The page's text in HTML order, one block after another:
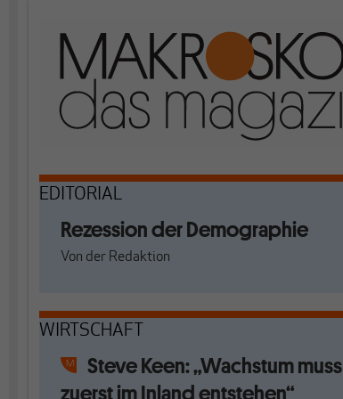
EDITORIAL
Rezession der Demographie
Von der Redaktion
WIRTSCHAFT
Steve Keen: „Wachstum muss
zuerst im Inland entstehen“